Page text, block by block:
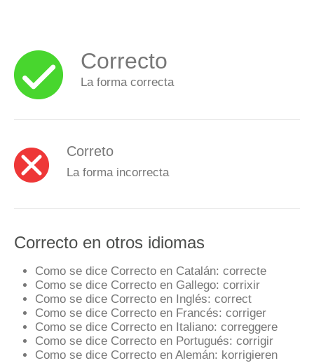
Correcto
La forma correcta
Correto
La forma incorrecta
Correcto en otros idiomas
Como se dice Correcto en Catalán: correcte
Como se dice Correcto en Gallego: corrixir
Como se dice Correcto en Inglés: correct
Como se dice Correcto en Francés: corriger
Como se dice Correcto en Italiano: correggere
Como se dice Correcto en Portugués: corrigir
Como se dice Correcto en Alemán: korrigieren